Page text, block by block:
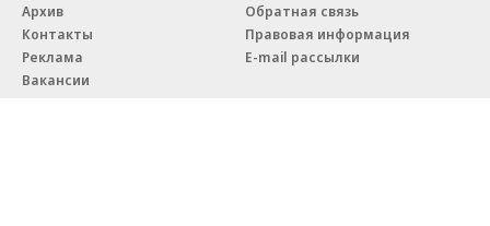
Архив
Контакты
Реклама
Вакансии
Обратная связь
Правовая информация
E-mail рассылки